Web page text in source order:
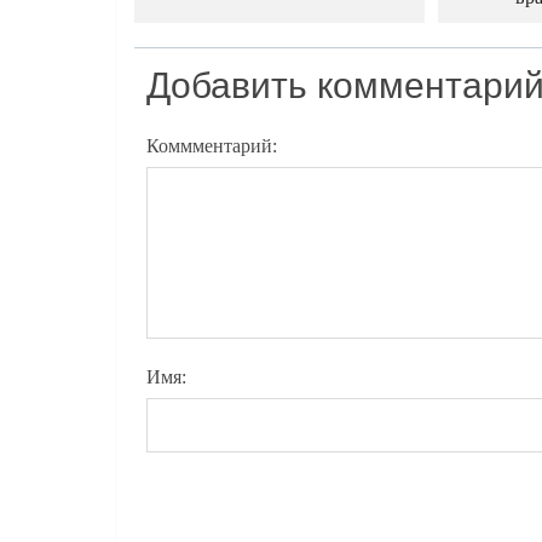
Добавить
Коммментарий:
Имя: